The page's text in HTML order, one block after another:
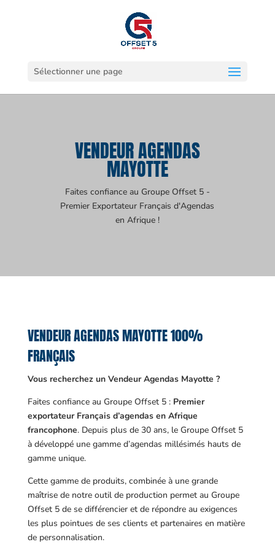
Sélectionner une page
VENDEUR AGENDAS
MAYOTTE
Faites confiance au Groupe Offset 5 -
Premier Exportateur Français d'Agendas
en Afrique !
VENDEUR AGENDAS MAYOTTE 100%
FRANÇAIS
Vous recherchez un Vendeur Agendas Mayotte ?
Faites confiance au Groupe Offset 5 : Premier
exportateur Français d’agendas en Afrique
francophone. Depuis plus de 30 ans, le Groupe Offset 5
à développé une gamme d’agendas millésimés hauts de
gamme unique.
Cette gamme de produits, combinée à une grande
maîtrise de notre outil de production permet au Groupe
Offset 5 de se différencier et de répondre au exigences
les plus pointues de ses clients et partenaires en matière
de personnalisation.